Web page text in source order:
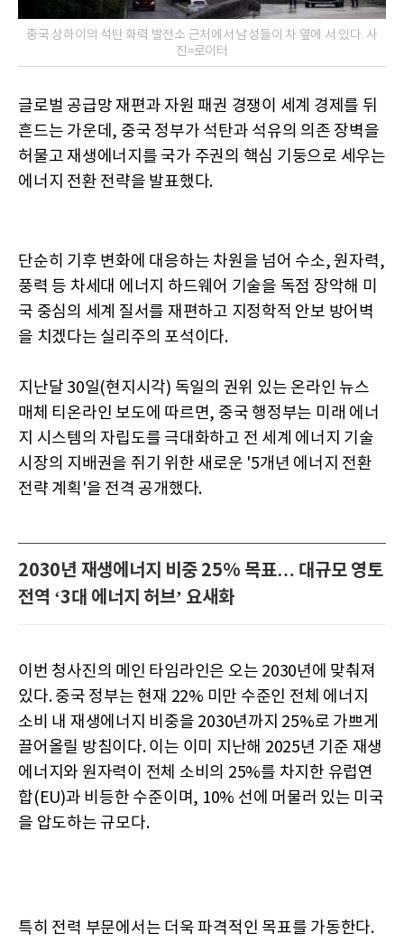
중국 상하이의 석탄 화력 발전소 근처에서 남성들이 차 옆에 서 있다. 사
진=로이터
글로벌 공급망 재편과 자원 패권 경쟁이 세계 경제를 뒤
흔드는 가운데, 중국 정부가 석탄과 석유의 의존 장벽을
허물고 재생에너지를 국가 주권의 핵심 기둥으로 세우는
에너지 전환 전략을 발표했다.
단순히 기후 변화에 대응하는 차원을 넘어 수소, 원자력,
풍력 등 차세대 에너지 하드웨어 기술을 독점 장악해 미
국 중심의 세계 질서를 재편하고 지정학적 안보 방어벽
을 치겠다는 실리주의 포석이다.
지난달 30일(현지시각) 독일의 권위 있는 온라인 뉴스
매체 티온라인 보도에 따르면, 중국 행정부는 미래 에너
지 시스템의 자립도를 극대화하고 전 세계 에너지 기술
시장의 지배권을 쥐기 위한 새로운 '5개년 에너지 전환
전략 계획'을 전격 공개했다.
2030년 재생에너지 비중 25% 목표… 대규모 영토
전역 ‘3대 에너지 허브’ 요새화
이번 청사진의 메인 타임라인은 오는 2030년에 맞춰져
있다. 중국 정부는 현재 22% 미만 수준인 전체 에너지
소비 내 재생에너지 비중을 2030년까지 25%로 가쁘게
끌어올릴 방침이다. 이는 이미 지난해 2025년 기준 재생
에너지와 원자력이 전체 소비의 25%를 차지한 유럽연
합(EU)과 비등한 수준이며, 10% 선에 머물러 있는 미국
을 압도하는 규모다.
특히 전력 부문에서는 더욱 파격적인 목표를 가동한다.